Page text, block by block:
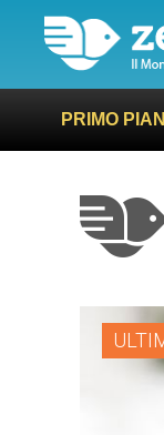
PRIMO